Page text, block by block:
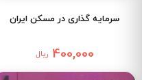
سرمایه گذاری در مسکن ایران
400,000 ریال